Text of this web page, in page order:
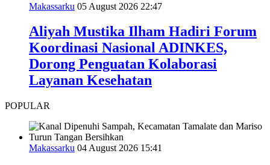
Makassarku 05 August 2026 22:47
Aliyah Mustika Ilham Hadiri Forum
Koordinasi Nasional ADINKES,
Dorong Penguatan Kolaborasi
Layanan Kesehatan
POPULAR
Makassarku 04 August 2026 15:41